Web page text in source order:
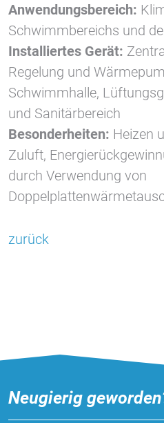
Anwendungsbereich:
Schwimmbereichs und
Installiertes Gerät:
Regelung und
Schwimmhalle,
und Sanitärbereich
Besonderheiten: Heizen
Zuluft,
durch Verwendung von
zurück
Neugierig
EXTERNE MEDIEN
Um Inhalte von
Plattformen anzeigen zu
diesen externen Medien
YouTube
Vimeo